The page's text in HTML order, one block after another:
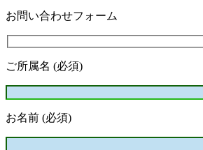
お問い合わせフォーム
ご所属名 (必須)
お名前 (必須)